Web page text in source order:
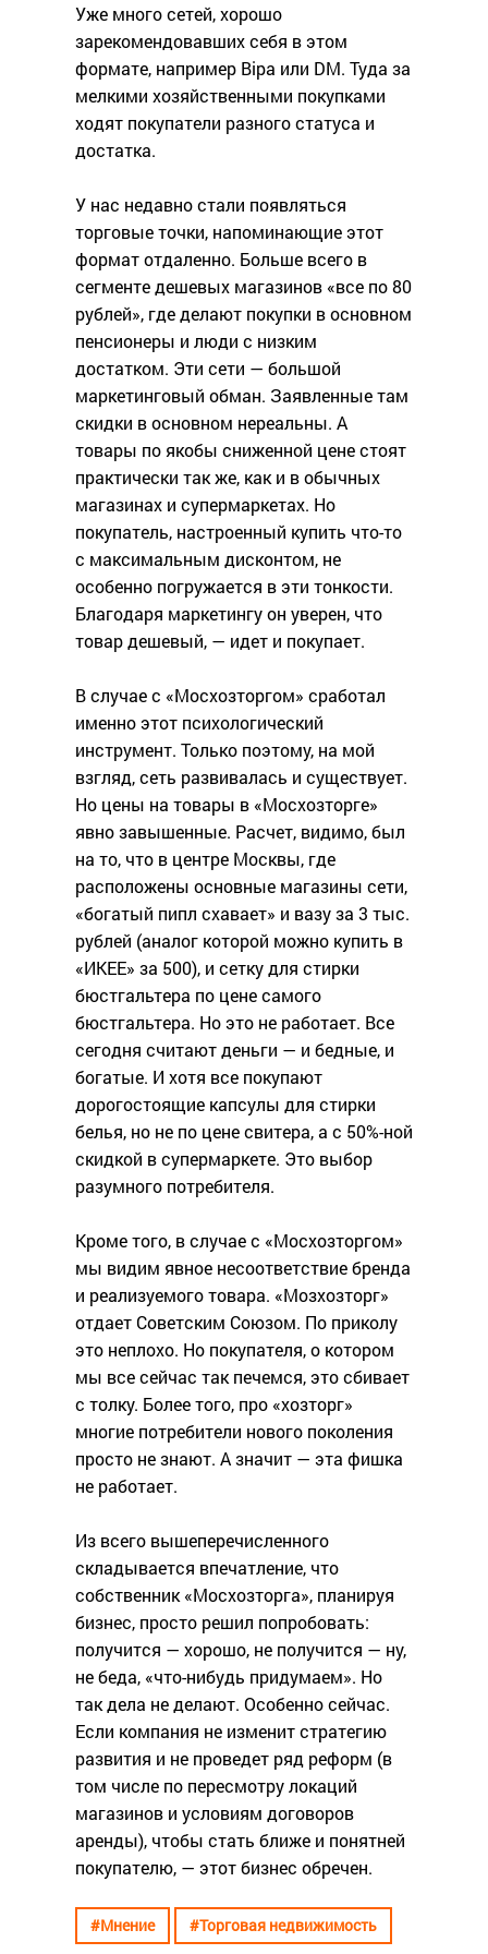
Уже много сетей, хорошо
зарекомендовавших себя в этом
формате, например Bipa или DM. Туда за
мелкими хозяйственными покупками
ходят покупатели разного статуса и
достатка.
У нас недавно стали появляться
торговые точки, напоминающие этот
формат отдаленно. Больше всего в
сегменте дешевых магазинов «все по 80
рублей», где делают покупки в основном
пенсионеры и люди с низким
достатком. Эти сети — большой
маркетинговый обман. Заявленные там
скидки в основном нереальны. А
товары по якобы сниженной цене стоят
практически так же, как и в обычных
магазинах и супермаркетах. Но
покупатель, настроенный купить что-то
с максимальным дисконтом, не
особенно погружается в эти тонкости.
Благодаря маркетингу он уверен, что
товар дешевый, — идет и покупает.
В случае с «Мосхозторгом» сработал
именно этот психологический
инструмент. Только поэтому, на мой
взгляд, сеть развивалась и существует.
Но цены на товары в «Мосхозторге»
явно завышенные. Расчет, видимо, был
на то, что в центре Москвы, где
расположены основные магазины сети,
«богатый пипл схавает» и вазу за 3 тыс.
рублей (аналог которой можно купить в
«ИКЕЕ» за 500), и сетку для стирки
бюстгальтера по цене самого
бюстгальтера. Но это не работает. Все
сегодня считают деньги — и бедные, и
богатые. И хотя все покупают
дорогостоящие капсулы для стирки
белья, но не по цене свитера, а с 50%-ной
скидкой в супермаркете. Это выбор
разумного потребителя.
Кроме того, в случае с «Мосхозторгом»
мы видим явное несоответствие бренда
и реализуемого товара. «Мозхозторг»
отдает Советским Союзом. По приколу
это неплохо. Но покупателя, о котором
мы все сейчас так печемся, это сбивает
с толку. Более того, про «хозторг»
многие потребители нового поколения
просто не знают. А значит — эта фишка
не работает.
Из всего вышеперечисленного
складывается впечатление, что
собственник «Мосхозторга», планируя
бизнес, просто решил попробовать:
получится — хорошо, не получится — ну,
не беда, «что-нибудь придумаем». Но
так дела не делают. Особенно сейчас.
Если компания не изменит стратегию
развития и не проведет ряд реформ (в
том числе по пересмотру локаций
магазинов и условиям договоров
аренды), чтобы стать ближе и понятней
покупателю, — этот бизнес обречен.
#Мнение #Торговая недвижимость